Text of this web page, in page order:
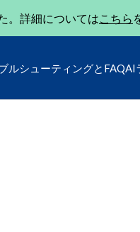
。詳細についてはこちら
ルシューティングとFAQAI